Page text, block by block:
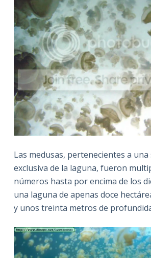
Las medusas, pertenecientes a una
exclusiva de la laguna, fueron
números hasta por encima de los
una laguna de apenas doce
y unos treinta metros de